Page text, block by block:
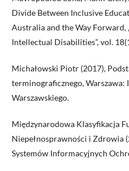
Divide Between Inclusive
Australia and the Way
Intellectual Disabilities”, vol.
Michałowski Piotr (2017),
terminograficznego,
Warszawskiego.
Międzynarodowa Klasyfikacja
Niepełnosprawności i Zdrowia
Systemów Informacyjnych